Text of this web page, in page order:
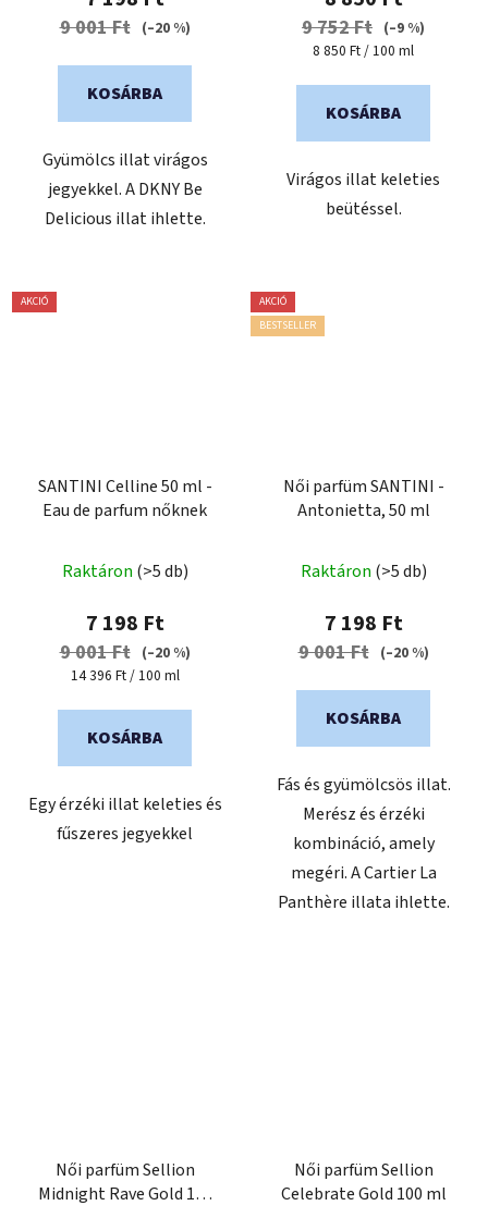
9 001 Ft (–20 %)
KOSÁRBA
Gyümölcs illat virágos
jegyekkel. A DKNY Be
Delicious illat ihlette.
9 752 Ft (–9 %)
Egységár:
8 850 Ft / 100 ml
KOSÁRBA
Virágos illat keleties
beütéssel.
AKCIÓ
SANTINI Celline 50 ml -
Eau de parfum nőknek
Raktáron (>5 db)
7 198 Ft
9 001 Ft
(–20 %)
Egységár:
14 396 Ft / 100 ml
KOSÁRBA
Egy érzéki illat keleties és
fűszeres jegyekkel
AKCIÓ
BESTSELLER
Női parfüm SANTINI -
Antonietta, 50 ml
termék
átlagos
értékelése
5,0
Raktáron (>5 db)
7 198 Ft
9 001 Ft (–20 %)
KOSÁRBA
Fás és gyümölcsös illat.
Merész és érzéki
kombináció, amely
megéri. A Cartier La
Panthère illata ihlette.
Női parfüm Sellion
Midnight Rave Gold 100
Női parfüm Sellion
Celebrate Gold 100 ml